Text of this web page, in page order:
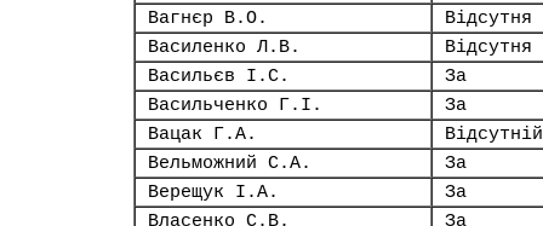
Вагнєр В.О.
Відсутня
Василенко Л.В.
Відсутня
Васильєв І.С.
За
Васильченко Г.І.
За
Вацак Г.А.
Відсутній
Вельможний С.А.
За
Верещук І.А.
За
Власенко С.В.
За